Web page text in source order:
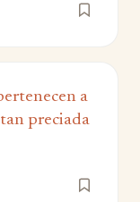
a
preciada